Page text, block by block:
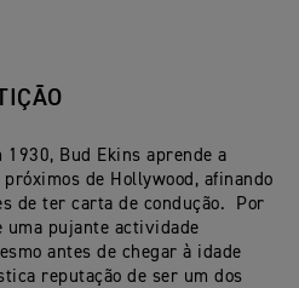
1930, Bud Ekins aprende a
de Hollywood, afinando
de ter carta de condução. Por
uma pujante actividade
antes de chegar à idade
reputação de ser um dos